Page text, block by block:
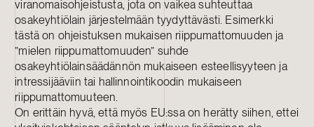
viranomaisohjeistusta, jota on vaikea suhteuttaa
osakeyhtiölain järjestelmään tyydyttävästi. Esimerkki
tästä on ohjeistuksen mukaisen riippumattomuuden ja
”mielen riippumattomuuden” suhde
osakeyhtiölainsäädännön mukaiseen esteellisyyteen ja
intressijääviin tai hallinnointikoodin mukaiseen
riippumattomuuteen.
On erittäin hyvä, että myös EU:ssa on herätty siihen, ettei